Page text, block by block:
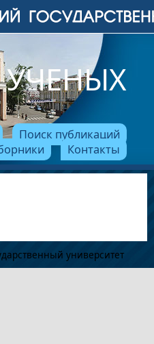
УЧЕНЫХ
Поиск публикаций
Контакты
университет